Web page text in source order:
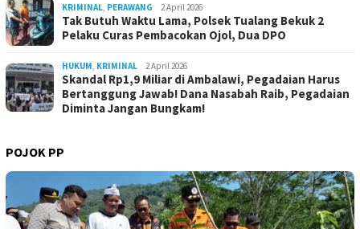
KRIMINAL, PERAWANG 2 April 2026
Tak Butuh Waktu Lama, Polsek Tualang Bekuk 2
Pelaku Curas Pembacokan Ojol, Dua DPO
HUKUM, KRIMINAL 2 April 2026
Skandal Rp1,9 Miliar di Ambalawi, Pegadaian Harus
Bertanggung Jawab! Dana Nasabah Raib, Pegadaian
Diminta Jangan Bungkam!
POJOK PP